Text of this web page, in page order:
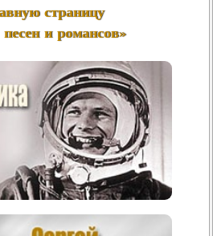
страницу
и романсов»